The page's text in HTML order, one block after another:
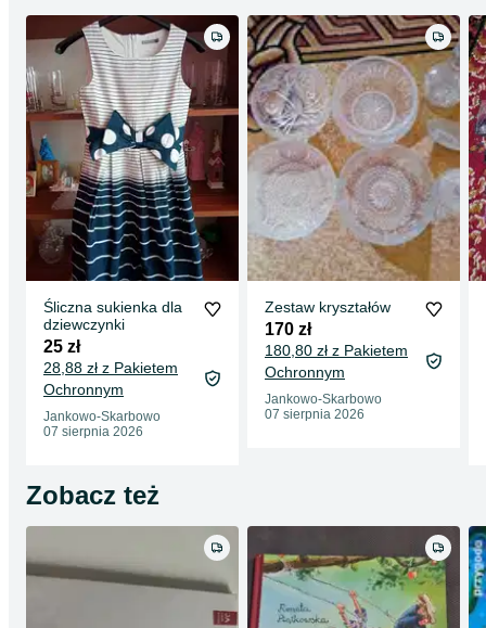
Śliczna sukienka dla
dziewczynki
25 zł
28,88 zł z Pakietem
Ochronnym
Jankowo-Skarbowo
07 sierpnia 2026
Zestaw kryształów
170 zł
180,80 zł z Pakietem
Ochronnym
Jankowo-Skarbowo
07 sierpnia 2026
Zobacz też